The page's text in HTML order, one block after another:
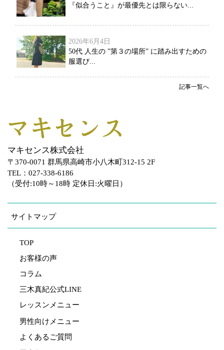
『似合うこと』が最優先とは限らない...
2026年6月4日
50代 人生の ”第３の場所” に踏み出すための
服選び...
記事一覧へ
マキセンス株式会社
〒370-0071 群馬県高崎市小八木町312-15 2F
TEL：027-338-6186
（受付:10時～18時 定休日:火曜日）
サイトマップ
TOP
お客様の声
コラム
三木真紀公式LINE
レッスンメニュー
男性向けメニュー
よくあるご質問